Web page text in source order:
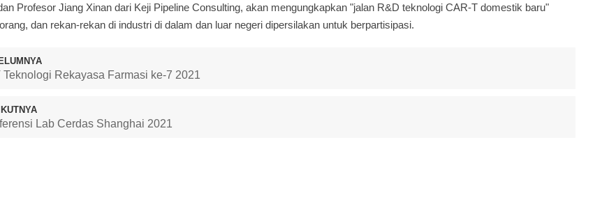
Profesor Jiang Xinan dari Keji Pipeline Consulting, akan mengungkapkan "jalan R&D teknologi CAR-T domestik baru"
dan rekan-rekan di industri di dalam dan luar negeri dipersilakan untuk berpartisipasi.
Teknologi Rekayasa Farmasi ke-7 2021
Lab Cerdas Shanghai 2021